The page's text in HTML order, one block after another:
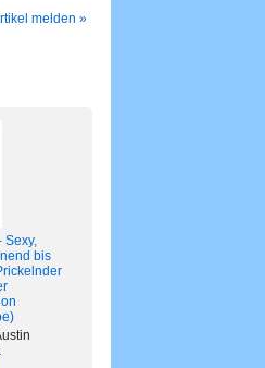
melden »
Sexy,
bis